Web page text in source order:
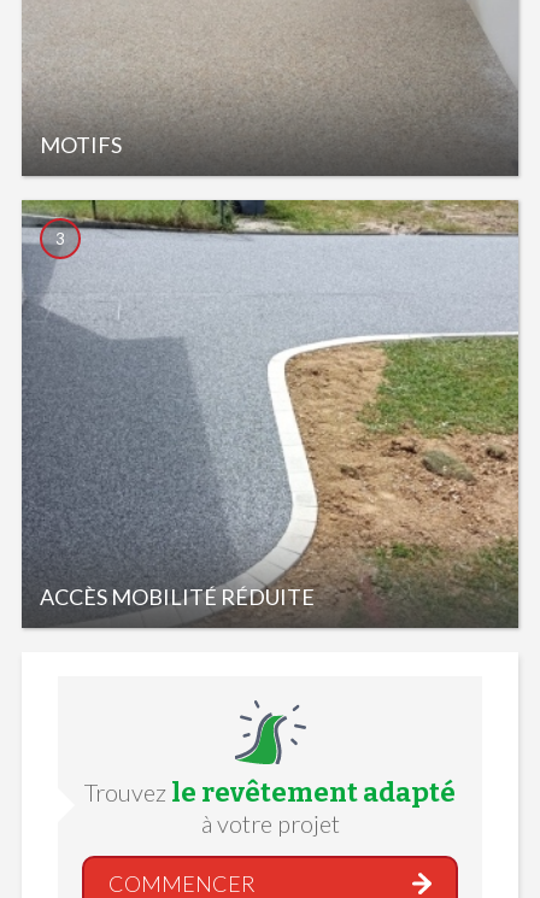
MOTIFS
ACCÈS MOBILITÉ RÉDUITE
3
Trouvez le revêtement adapté
à votre projet
COMMENCER